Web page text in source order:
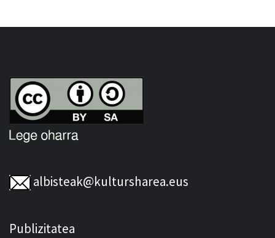
albisteak@kultursharea.eus
Publizitatea